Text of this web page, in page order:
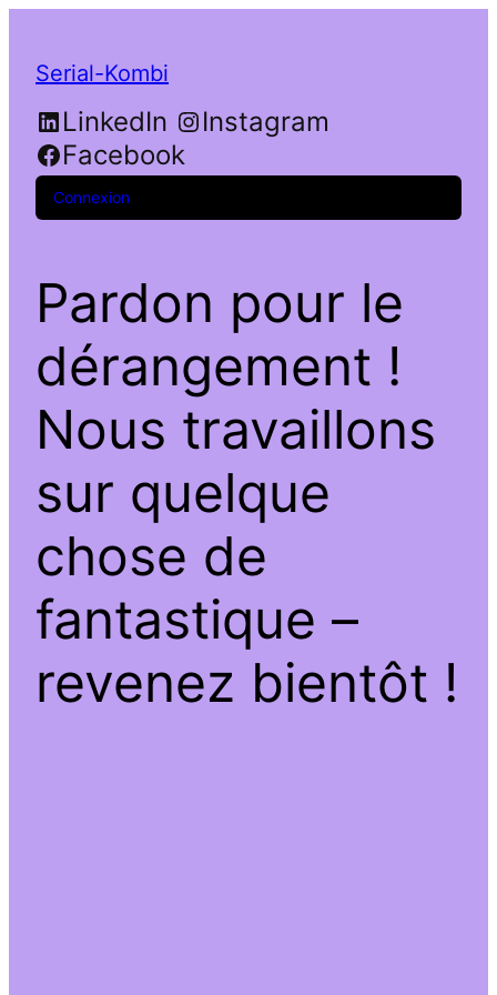
Serial-Kombi
LinkedIn
Instagram
Facebook
Connexion
Pardon pour le
dérangement !
Nous travaillons
sur quelque
chose de
fantastique –
revenez bientôt !